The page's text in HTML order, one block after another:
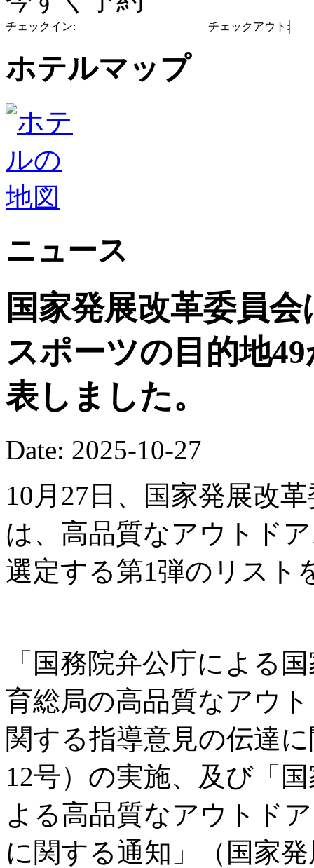
チェックイン: チェックアウト:
ホテルマップ
ニュース
国家発展改革委員
スポーツの目的地
表しました。
Date: 2025-10-27
10月27日、国家発展改
は、高品質なアウトド
選定する第1弾のリスト
「国務院弁公庁による
育総局の高品質なアウ
関する指導意見の伝達
12号）の実施、及び「
よる高品質なアウトド
に関する通知」（国家